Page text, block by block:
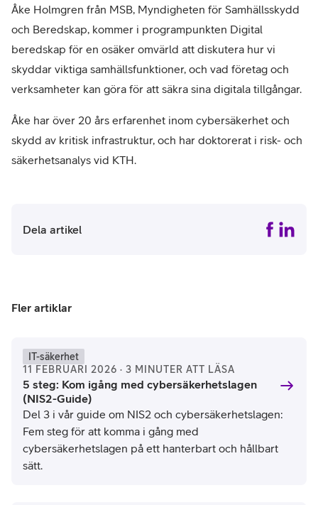
Åke Holmgren från MSB, Myndigheten för Samhällsskydd
och Beredskap, kommer i programpunkten Digital
beredskap för en osäker omvärld att diskutera hur vi
skyddar viktiga samhällsfunktioner, och vad företag och
verksamheter kan göra för att säkra sina digitala tillgångar.
Åke har över 20 års erfarenhet inom cybersäkerhet och
skydd av kritisk infrastruktur, och har doktorerat i risk- och
säkerhetsanalys vid KTH.
Dela artikel
Fler artiklar
IT-säkerhet
11 FEBRUARI 2026 · 3 MINUTER ATT LÄSA
5 steg: Kom igång med cybersäkerhetslagen
(NIS2-Guide)
Del 3 i vår guide om NIS2 och cybersäkerhetslagen:
Fem steg för att komma i gång med
cybersäkerhetslagen på ett hanterbart och hållbart
sätt.